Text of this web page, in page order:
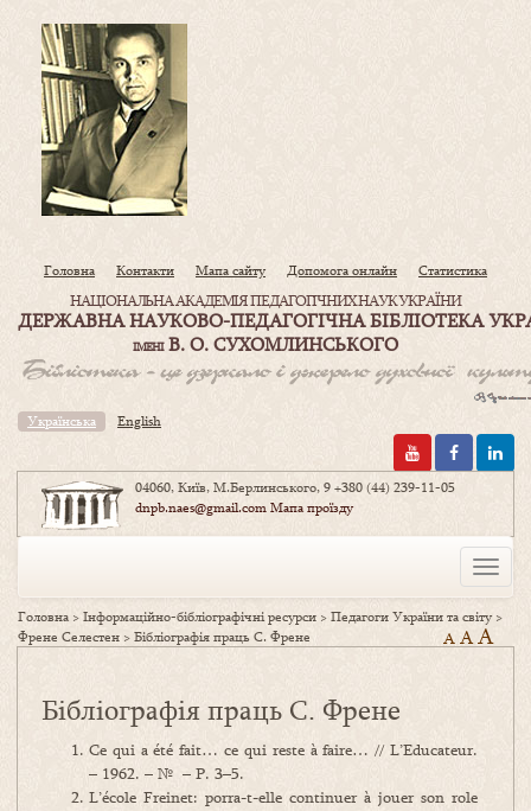
Головна Контакти Мапа сайту Допомога онлайн Статистика
НАЦІОНАЛЬНА АКАДЕМІЯ ПЕДАГОГІЧНИХ НАУК УКРАЇНИ
ДЕРЖАВНА НАУКОВО-ПЕДАГОГІЧНА БІБЛІОТЕКА
ІМЕНІВ. О. СУХОМЛИНСЬКОГО
Українська English
04060, Київ, М.Берлинського, 9+380 (44) 239-11-05
dnpb.naes@gmail.comМапа проїзду
Toggle
Головна >Інформаційно-бібліографічні ресурси >Педагоги України та світу>
Френе Cелестен >Бібліографія праць С. Френе A AA
Бібліографія праць С. Френе
Ce qui a été fait… ce qui reste à faire… // L’Educateur.
– 1962. – № – P. 3–5.
L’école Freinet: porra-t-elle continuer à jouer son role